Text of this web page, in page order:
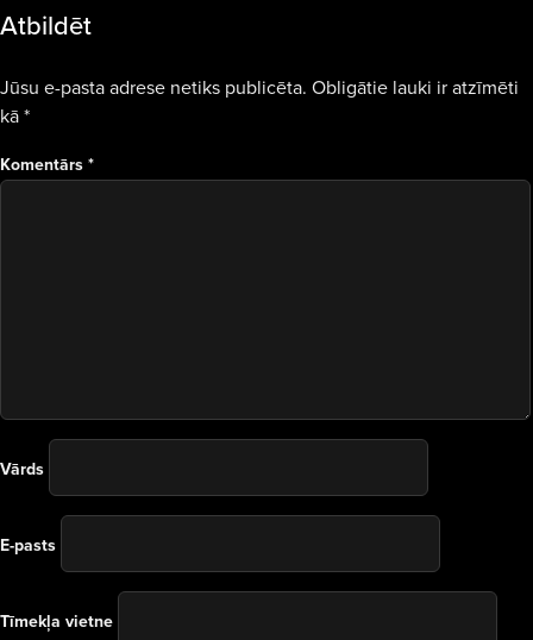
Atbildēt
Jūsu e-pasta adrese netiks publicēta. Obligātie lauki ir atzīmēti
kā*
Komentārs*
Vārds
E-pasts
Tīmekļa vietne